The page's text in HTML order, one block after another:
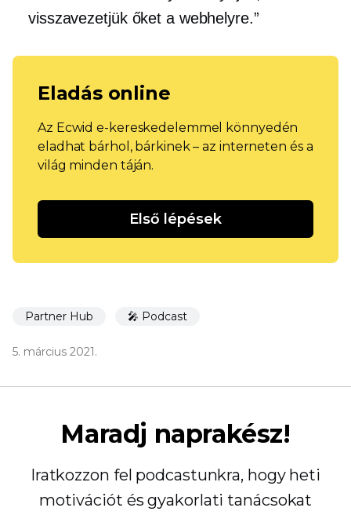
visszavezetjük őket a webhelyre.”
Eladás online
Az Ecwid e-kereskedelemmel könnyedén
eladhat bárhol, bárkinek – az interneten és a
világ minden táján.
Első lépések
Partner Hub 🎤 Podcast
5. március 2021.
Maradj naprakész!
Iratkozzon fel podcastunkra, hogy heti
motivációt és gyakorlati tanácsokat